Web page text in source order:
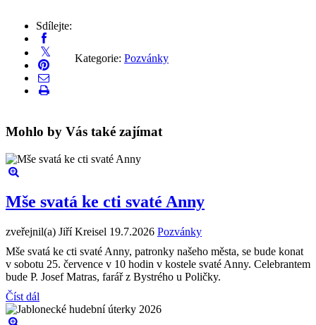
Sdílejte:
Kategorie: Pozvánky
Mohlo by Vás také zajímat
Mše svatá ke cti svaté Anny
zveřejnil(a) Jiří Kreisel 19.7.2026 Pozvánky
Mše svatá ke cti svaté Anny, patronky našeho města, se bude konat
v sobotu 25. července v 10 hodin v kostele svaté Anny. Celebrantem
bude P. Josef Matras, farář z Bystrého u Poličky.
Číst dál